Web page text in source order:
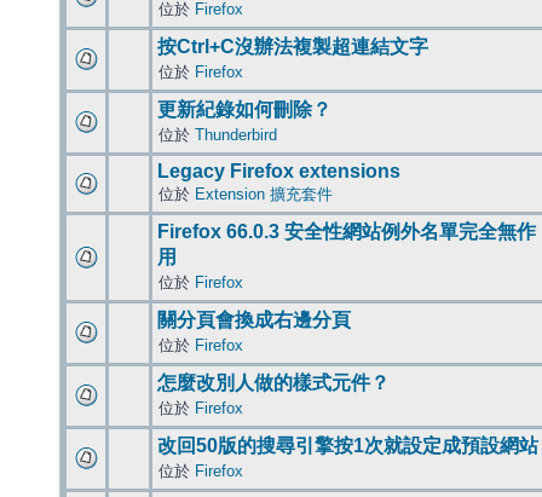
位於 Firefox
按Ctrl+C沒辦法複製超連結文字
位於 Firefox
更新紀錄如何刪除？
位於 Thunderbird
Legacy Firefox extensions
位於 Extension 擴充套件
Firefox 66.0.3 安全性網站例外名單完全無作
用
位於 Firefox
關分頁會換成右邊分頁
位於 Firefox
怎麼改別人做的樣式元件？
位於 Firefox
改回50版的搜尋引擎按1次就設定成預設網站
位於 Firefox